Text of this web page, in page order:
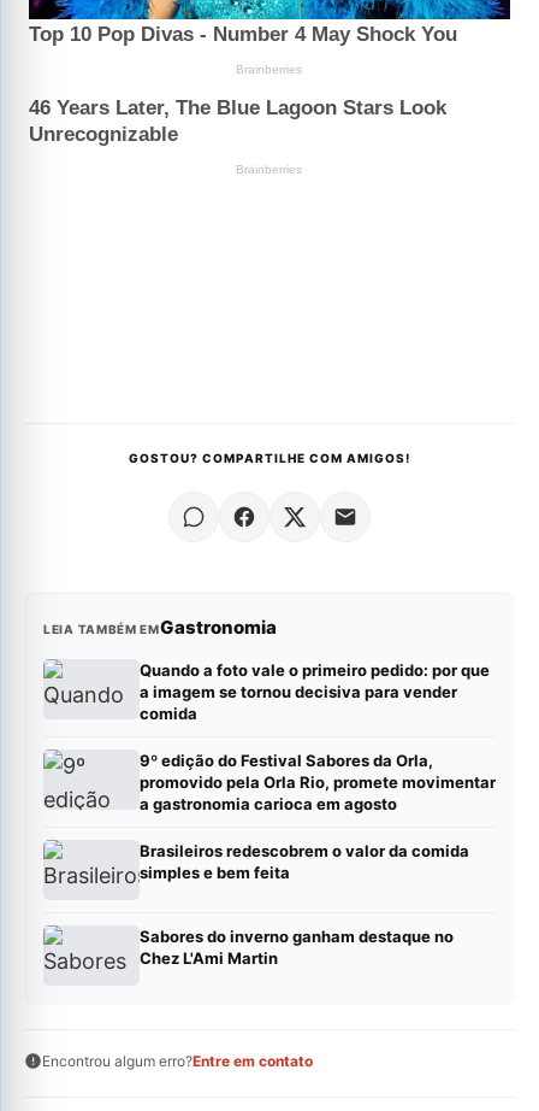
GOSTOU? COMPARTILHE COM AMIGOS!
LEIA TAMBÉM EMGastronomia
Quando a foto vale o primeiro pedido: por que
a imagem se tornou decisiva para vender
comida
9º edição do Festival Sabores da Orla,
promovido pela Orla Rio, promete movimentar
a gastronomia carioca em agosto
Brasileiros redescobrem o valor da comida
simples e bem feita
Sabores do inverno ganham destaque no
Chez L'Ami Martin
Encontrou algum erro?Entre em contato